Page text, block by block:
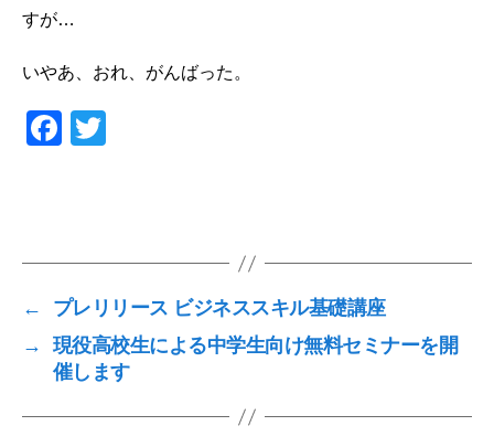
すが…
いやあ、おれ、がんばった。
F
b
o
o
k
←
プレリリース ビジネススキル基礎講座
→
現役高校生による中学生向け無料セミナーを開
催します